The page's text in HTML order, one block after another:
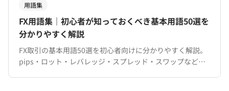
用語集
FX用語集｜初心者が知っておくべき基本用語50選を
分かりやすく解説
FX取引の基本用語50選を初心者向けに分かりやすく解説。
pips・ロット・レバレッジ・スプレッド・スワップなど、